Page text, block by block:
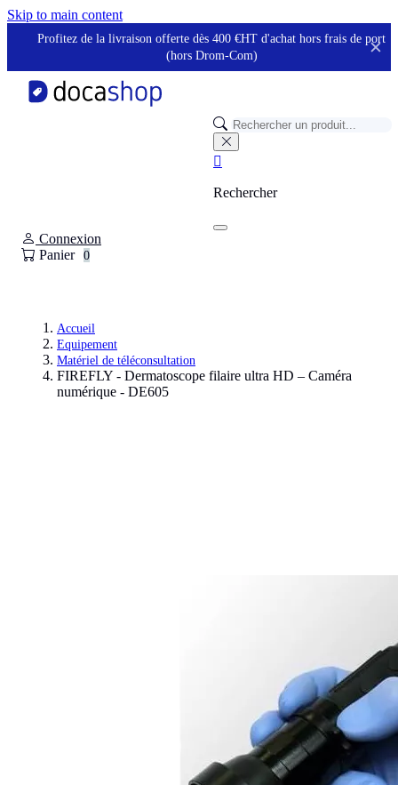
Skip to main content
Profitez de la livraison offerte dès 400 €HT d'achat hors frais de port
(hors Drom-Com)
✕

Rechercher
Connexion
Panier
0
Accueil
Equipement
Matériel de téléconsultation
FIREFLY - Dermatoscope filaire ultra HD – Caméra
numérique - DE605
Panneau de gestion des cookies